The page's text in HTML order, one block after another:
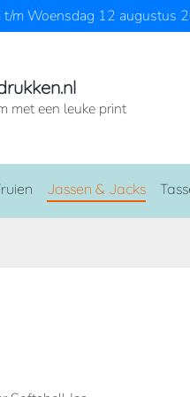
m Woensdag 12 augustus
met een leuke print
Jassen & Jacks